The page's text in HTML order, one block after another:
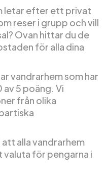
letar efter ett privat
reser i grupp och vill
Ovan hittar du de
för alla dina
vandrarhem som har
5 poäng. Vi
från olika
att alla vandrarhem
valuta för pengarna i